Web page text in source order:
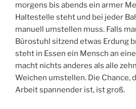
morgens bis abends ein armer
Haltestelle steht und bei jeder
manuell umstellen muss. Falls
Bürostuhl sitzend etwas Erdung
steht in Essen ein Mensch an
macht nichts anderes als alle
Weichen umstellen. Die Chance,
Arbeit spannender ist, ist groß.